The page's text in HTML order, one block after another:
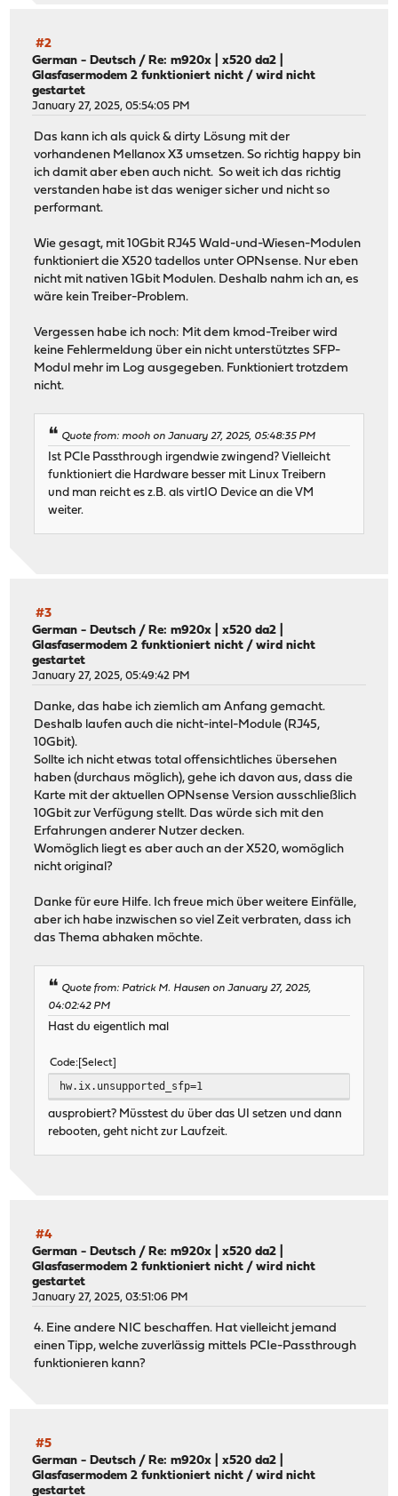
#2
German - Deutsch /Re: m920x | x520 da2 |
Glasfasermodem 2 funktioniert nicht / wird nicht
gestartet
January 27, 2025, 05:54:05 PM
Das kann ich als quick & dirty Lösung mit der
vorhandenen Mellanox X3 umsetzen. So richtig happy bin
ich damit aber eben auch nicht. So weit ich das richtig
verstanden habe ist das weniger sicher und nicht so
performant.
Wie gesagt, mit 10Gbit RJ45 Wald-und-Wiesen-Modulen
funktioniert die X520 tadellos unter OPNsense. Nur eben
nicht mit nativen 1Gbit Modulen. Deshalb nahm ich an, es
wäre kein Treiber-Problem.
Vergessen habe ich noch: Mit dem kmod-Treiber wird
keine Fehlermeldung über ein nicht unterstütztes SFP-
Modul mehr im Log ausgegeben. Funktioniert trotzdem
nicht.
Quote from: mooh on January 27, 2025, 05:48:35 PM
Ist PCIe Passthrough irgendwie zwingend? Vielleicht
funktioniert die Hardware besser mit Linux Treibern
und man reicht es z.B. als virtIO Device an die VM
weiter.
#3
German - Deutsch /Re: m920x | x520 da2 |
Glasfasermodem 2 funktioniert nicht / wird nicht
gestartet
January 27, 2025, 05:49:42 PM
Danke, das habe ich ziemlich am Anfang gemacht.
Deshalb laufen auch die nicht-intel-Module (RJ45,
10Gbit).
Sollte ich nicht etwas total offensichtliches übersehen
haben (durchaus möglich), gehe ich davon aus, dass die
Karte mit der aktuellen OPNsense Version ausschließlich
10Gbit zur Verfügung stellt. Das würde sich mit den
Erfahrungen anderer Nutzer decken.
Womöglich liegt es aber auch an der X520, womöglich
nicht original?
Danke für eure Hilfe. Ich freue mich über weitere Einfälle,
aber ich habe inzwischen so viel Zeit verbraten, dass ich
das Thema abhaken möchte.
Quote from: Patrick M. Hausen on January 27, 2025,
04:02:42 PM
Hast du eigentlich mal
Code Select
hw.ix.unsupported_sfp=1
ausprobiert? Müsstest du über das UI setzen und dann
rebooten, geht nicht zur Laufzeit.
#4
German - Deutsch /Re: m920x | x520 da2 |
Glasfasermodem 2 funktioniert nicht / wird nicht
gestartet
January 27, 2025, 03:51:06 PM
4. Eine andere NIC beschaffen. Hat vielleicht jemand
einen Tipp, welche zuverlässig mittels PCIe-Passthrough
funktionieren kann?
#5
German - Deutsch /Re: m920x | x520 da2 |
Glasfasermodem 2 funktioniert nicht / wird nicht
gestartet